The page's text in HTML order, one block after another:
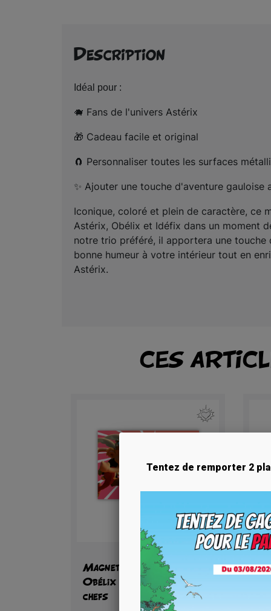
Description
Idéal pour :
🐗 Fans de l'univers Astérix
🎁 Cadeau facile et original
🧲 Personnaliser toutes les surfaces
✨ Ajouter une touche d'aventure gauloise
Iconique, coloré et plein de caractère, ce
Astérix, Obélix et Idéfix dans un moment
notre trio préféré, il apportera une touche
bonne humeur à votre intérieur tout en
Astérix.
CES
Aperçu rapide
Magnet PAF - Astérix et
Obélix Le Combat des
chefs
Tentez de remporter 2